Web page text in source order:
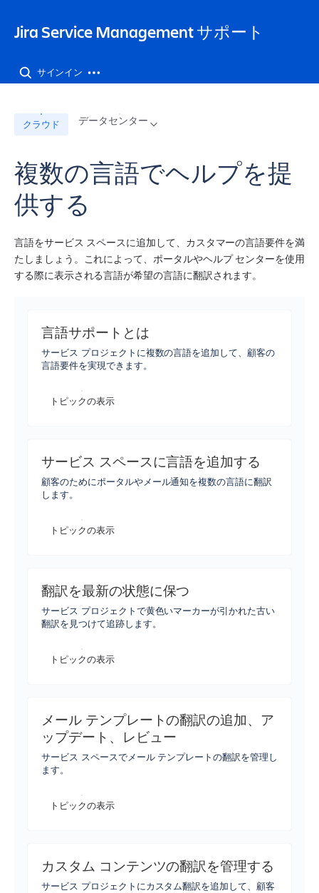
Jira Service Management サポート
サインイン
クラウド データセンター
複数の言語でヘルプを提
供する
言語をサービス スペースに追加して、カスタマーの言語要件を満
たしましょう。これによって、ポータルやヘルプ センターを使用
する際に表示される言語が希望の言語に翻訳されます。
言語サポートとは
サービス プロジェクトに複数の言語を追加して、顧客の
言語要件を実現できます。
トピックの表示
サービス スペースに言語を追加する
顧客のためにポータルやメール通知を複数の言語に翻訳
します。
トピックの表示
翻訳を最新の状態に保つ
サービス プロジェクトで黄色いマーカーが引かれた古い
翻訳を見つけて追跡します。
トピックの表示
メール テンプレートの翻訳の追加、ア
ップデート、レビュー
サービス スペースでメール テンプレートの翻訳を管理し
ます。
トピックの表示
カスタム コンテンツの翻訳を管理する
サービス プロジェクトにカスタム翻訳を追加して、顧客